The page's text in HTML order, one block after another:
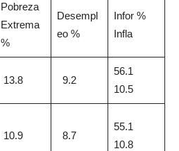
Pobreza
Extrema
%
Desempl
eo %
Infor %
Infla
13.8 9.2
56.1
10.5
10.9 8.7
55.1
10.8